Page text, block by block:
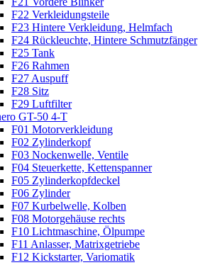
F22 Verkleidungsteile
F23 Hintere Verkleidung, Helmfach
F24 Rückleuchte, Hintere Schmutzfänger
F25 Tank
F26 Rahmen
F27 Auspuff
F28 Sitz
F29 Luftfilter
GT-50 4-T
F01 Motorverkleidung
F02 Zylinderkopf
F03 Nockenwelle, Ventile
F04 Steuerkette, Kettenspanner
F05 Zylinderkopfdeckel
F06 Zylinder
F07 Kurbelwelle, Kolben
F08 Motorgehäuse rechts
F10 Lichtmaschine, Ölpumpe
F11 Anlasser, Matrixgetriebe
F12 Kickstarter, Variomatik